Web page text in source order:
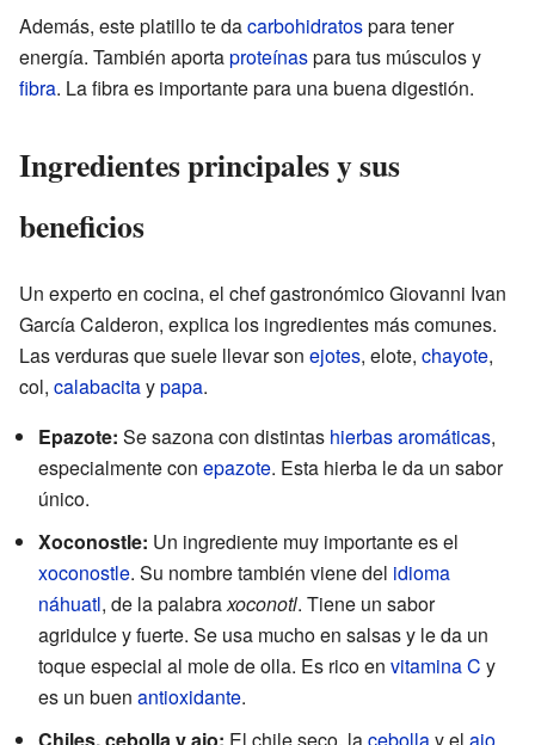
Además, este platillo te dacarbohidratospara tener
energía. También aportaproteínaspara tus músculos y
fibra. La fibra es importante para una buena digestión.
Ingredientes principales y sus
beneficios
Un experto en cocina, el chef gastronómico Giovanni Ivan
García Calderon, explica los ingredientes más comunes.
Las verduras que suele llevar son ejotes, elote, chayote,
col, calabacitaypapa.
Epazote: Se sazona con distintas hierbas aromáticas,
especialmente con epazote. Esta hierba le da un sabor
único.
Xoconostle: Un ingrediente muy importante es el
xoconostle. Su nombre también viene del idioma
náhuatl, de la palabraxoconotl. Tiene un sabor
agridulce y fuerte. Se usa mucho en salsas y le da un
toque especial al mole de olla. Es rico en vitamina C y
es un buen antioxidante.
Chiles, cebolla y ajo: El chile seco, lacebollay el ajo